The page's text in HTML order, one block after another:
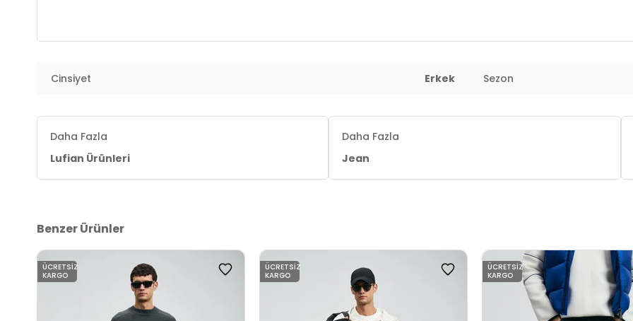
Cinsiyet Erkek Sezon
Daha Fazla
Lufian Ürünleri
Daha Fazla
Jean
Benzer Ürünler
ÜCRETSIZ
KARGO
ÜCRETSIZ
KARGO
ÜCRETSIZ
KARGO